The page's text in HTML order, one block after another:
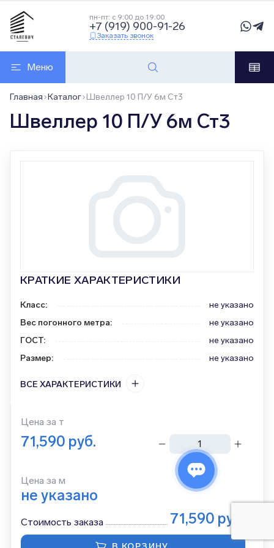
пн-пт: с 9:00 до 19:00
+7 (919) 900-91-26
Заказать звонок
Меню
Главная Каталог Швеллер 10 П/У 6м Ст3
Швеллер 10 П/У 6м Ст3
КРАТКИЕ ХАРАКТЕРИСТИКИ
Класс:
не указано
Вес погонного метра:
не указано
ГОСТ:
не указано
Размер: не указано
ВСЕ ХАРАКТЕРИСТИКИ
Цена за т
71,590 руб.
тонн
Цена за м
не указано
Стоимость заказа 71,590 руб.